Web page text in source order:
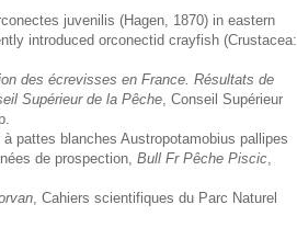
juvenilis (Hagen, 1870) in eastern
introduced orconectid crayfish (Crustacea:
des écrevisses en France. Résultats de
Supérieur de la Pêche , Conseil Supérieur
pattes blanches Austropotamobius pallipes
de prospection, Bull Fr Pêche Piscic
, Cahiers scientifiques du Parc Naturel